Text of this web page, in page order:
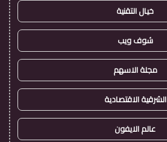
خيال التقنية
شوف ويب
مجلة الاسهم
الشرقية الاقتصادية
عالم الايفون